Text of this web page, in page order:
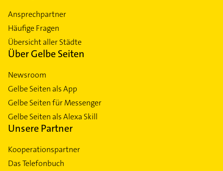
Ansprechpartner
Häufige Fragen
Übersicht aller Städte
Über Gelbe Seiten
Newsroom
Gelbe Seiten als App
Gelbe Seiten für Messenger
Gelbe Seiten als Alexa Skill
Unsere Partner
Kooperationspartner
Das Telefonbuch